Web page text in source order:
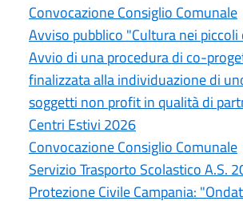
Convocazione Consiglio Comunale
Avviso pubblico "Cultura nei
Avvio di una procedura di co-
finalizzata alla individuazione di
soggetti non profit in qualità di
Centri Estivi 2026
Convocazione Consiglio Comunale
Servizio Trasporto Scolastico A.S.
Protezione Civile Campania: